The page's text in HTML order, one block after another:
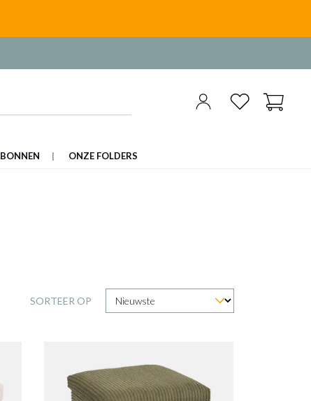
ONZE FOLDERS
SORTEER OP